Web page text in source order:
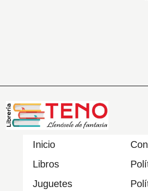
Inicio
Libros
Juguetes